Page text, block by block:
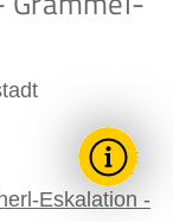
Eskalation -
Toggle
Wie